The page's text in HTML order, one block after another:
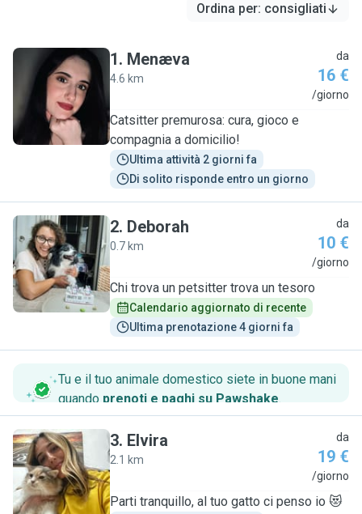
Ordina per: consigliati
M
1. Menæva
4.6 km
da
16 €
/giorno
Catsitter premurosa: cura, gioco e
compagnia a domicilio!
Ultima attività 2 giorni fa
Di solito risponde entro un giorno
D
2. Deborah
0.7 km
da
10 €
/giorno
Chi trova un petsitter trova un tesoro
Calendario aggiornato di recente
Ultima prenotazione 4 giorni fa
Tu e il tuo animale domestico siete in buone mani
quando prenoti e paghi su Pawshake.
E
3. Elvira
2.1 km
da
19 €
/giorno
Parti tranquillo, al tuo gatto ci penso io 😻